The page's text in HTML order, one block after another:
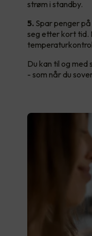
strøm i standby.
5. Spar penger
seg etter kort tid.
Du kan til og
- som når du